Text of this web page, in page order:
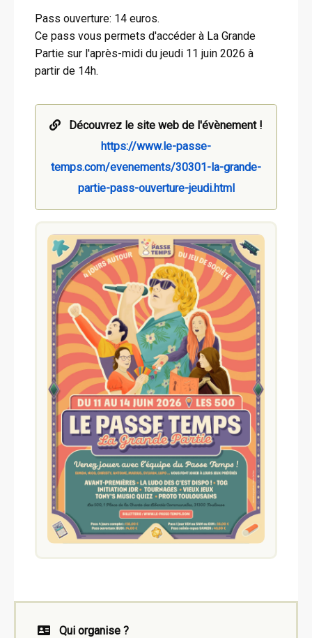
Pass ouverture: 14 euros.
Ce pass vous permets d'accéder à La Grande
Partie sur l'après-midi du jeudi 11 juin 2026 à
partir de 14h.
Découvrez le site web de l'évènement !
https://www.le-passe-
temps.com/evenements/30301-la-grande-
partie-pass-ouverture-jeudi.html
Qui organise ?